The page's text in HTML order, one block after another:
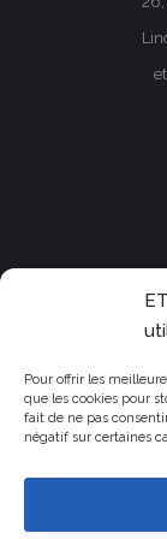
Pour offrir les
que les cookies pour
fait de ne pas
négatif sur certaines